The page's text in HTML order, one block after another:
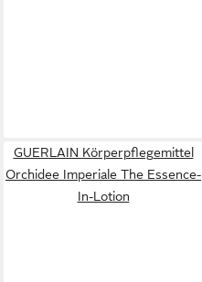
GUERLAIN Körperpflegemittel
Orchidee Imperiale The Essence-
In-Lotion